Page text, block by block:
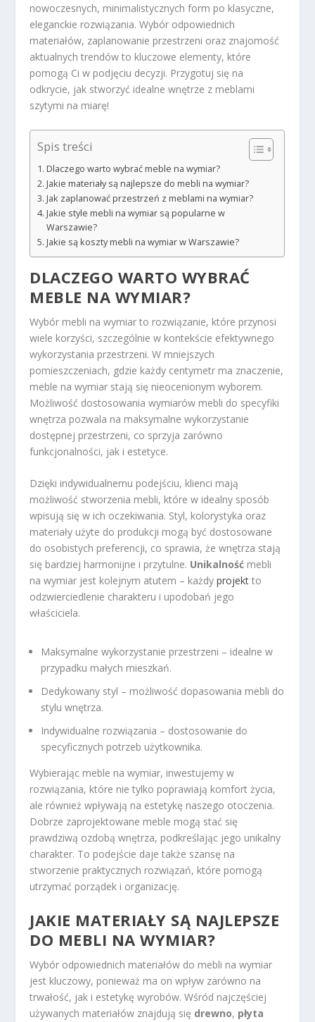
nowoczesnych, minimalistycznych form po klasyczne,
eleganckie rozwiązania. Wybór odpowiednich
materiałów, zaplanowanie przestrzeni oraz znajomość
aktualnych trendów to kluczowe elementy, które
pomogą Ci w podjęciu decyzji. Przygotuj się na
odkrycie, jak stworzyć idealne wnętrze z meblami
szytymi na miarę!
Spis treści
Dlaczego warto wybrać meble na wymiar?
Jakie materiały są najlepsze do mebli na wymiar?
Jak zaplanować przestrzeń z meblami na wymiar?
Jakie style mebli na wymiar są popularne w
Warszawie?
Jakie są koszty mebli na wymiar w Warszawie?
DLACZEGO WARTO WYBRAĆ
MEBLE NA WYMIAR?
Wybór mebli na wymiar to rozwiązanie, które przynosi
wiele korzyści, szczególnie w kontekście efektywnego
wykorzystania przestrzeni. W mniejszych
pomieszczeniach, gdzie każdy centymetr ma znaczenie,
meble na wymiar stają się nieocenionym wyborem.
Możliwość dostosowania wymiarów mebli do specyfiki
wnętrza pozwala na maksymalne wykorzystanie
dostępnej przestrzeni, co sprzyja zarówno
funkcjonalności, jak i estetyce.
Dzięki indywidualnemu podejściu, klienci mają
możliwość stworzenia mebli, które w idealny sposób
wpisują się w ich oczekiwania. Styl, kolorystyka oraz
materiały użyte do produkcji mogą być dostosowane
do osobistych preferencji, co sprawia, że wnętrza stają
się bardziej harmonijne i przytulne. Unikalność mebli
na wymiar jest kolejnym atutem – każdyprojekt to
odzwierciedlenie charakteru i upodobań jego
właściciela.
Maksymalne wykorzystanie przestrzeni – idealne w
przypadku małych mieszkań.
Dedykowany styl – możliwość dopasowania mebli do
stylu wnętrza.
Indywidualne rozwiązania – dostosowanie do
specyficznych potrzeb użytkownika.
Wybierając meble na wymiar, inwestujemy w
rozwiązania, które nie tylko poprawiają komfort życia,
ale również wpływają na estetykę naszego otoczenia.
Dobrze zaprojektowane meble mogą stać się
prawdziwą ozdobą wnętrza, podkreślając jego unikalny
charakter. To podejście daje także szansę na
stworzenie praktycznych rozwiązań, które pomogą
utrzymać porządek i organizację.
JAKIE MATERIAŁY SĄ NAJLEPSZE
DO MEBLI NA WYMIAR?
Wybór odpowiednich materiałów do mebli na wymiar
jest kluczowy, ponieważ ma on wpływ zarówno na
trwałość, jak i estetykę wyrobów. Wśród najczęściej
używanych materiałów znajdują się drewno, płyta